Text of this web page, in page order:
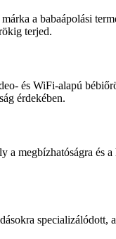
a babaápolási
terjed.
és WiFi-alapú
érdekében.
a megbízhatóságra és
specializálódott,